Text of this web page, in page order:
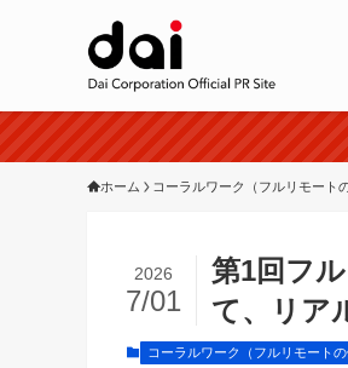
ホーム コーラルワーク（フルリモート
第1回フ
て、リア
2026
7/01
コーラルワーク（フルリモートの